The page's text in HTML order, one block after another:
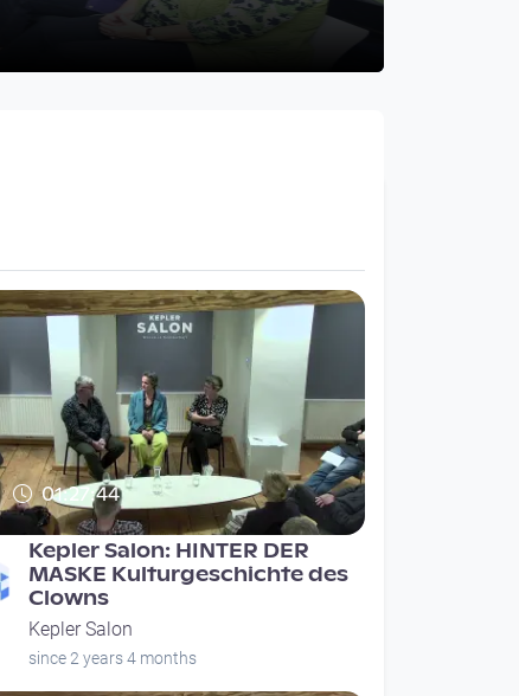
01:27:44
Kepler Salon: HINTER DER
MASKE Kulturgeschichte des
Clowns
Kepler Salon
since 2 years 4 months